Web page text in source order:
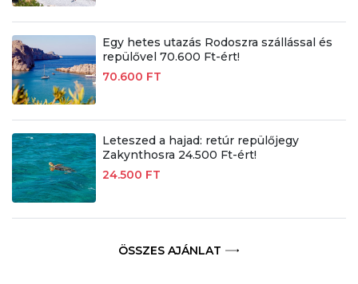
Egy hetes utazás Rodoszra szállással és
repülővel 70.600 Ft-ért!
70.600 FT
Leteszed a hajad: retúr repülőjegy
Zakynthosra 24.500 Ft-ért!
24.500 FT
ÖSSZES AJÁNLAT